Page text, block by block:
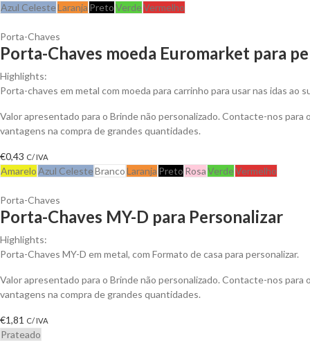
Azul CelesteLaranja PretoVerdeVermelho
Porta-Chaves
Porta-Chaves moeda Euromarket para
Highlights:
Porta-chaves em metal com moeda para carrinho para usar nas idas ao
Valor apresentado para o Brinde não personalizado. Contacte-nos para
vantagens na compra de grandes quantidades.
€0,43 C/ IVA
AmareloAzul CelesteBrancoLaranja Preto RosaVerdeVermelho
Porta-Chaves
Porta-Chaves MY-D para Personalizar
Highlights:
Porta-Chaves MY-D em metal, com Formato de casa para personalizar.
Valor apresentado para o Brinde não personalizado. Contacte-nos para
vantagens na compra de grandes quantidades.
€1,81 C/ IVA
Prateado